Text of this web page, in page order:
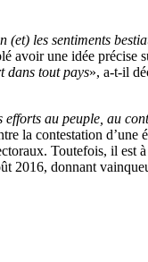
(et) les sentiments
avoir une idée précise
dans tout pays», a-t-il
au peuple, au
la contestation d’une
Toutefois, il est
2016, donnant